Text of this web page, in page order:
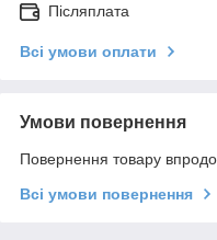
Післяплата
Всі умови оплати
Умови повернення
Повернення товару
Всі умови повернення